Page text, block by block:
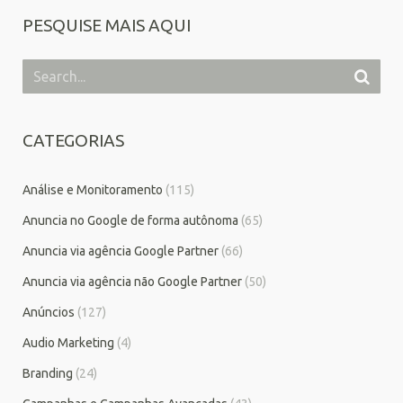
PESQUISE MAIS AQUI
CATEGORIAS
Análise e Monitoramento (115)
Anuncia no Google de forma autônoma (65)
Anuncia via agência Google Partner (66)
Anuncia via agência não Google Partner (50)
Anúncios (127)
Audio Marketing (4)
Branding (24)